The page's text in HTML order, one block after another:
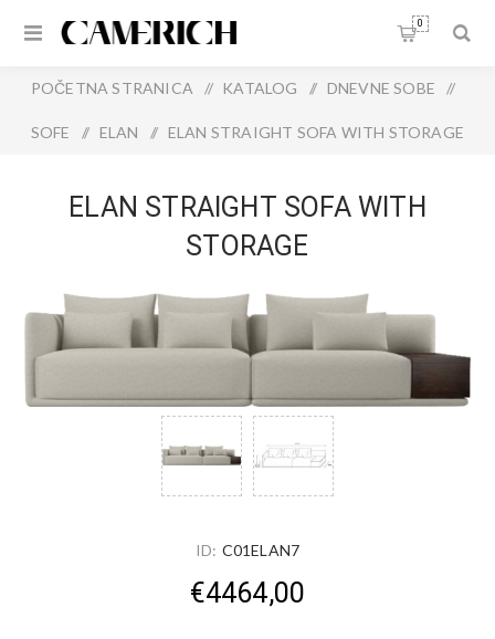
0
POČETNA STRANICA / KATALOG / DNEVNE SOBE /
SOFE / ELAN / ELAN STRAIGHT SOFA WITH STORAGE
ELAN STRAIGHT SOFA WITH
STORAGE
ID: C01ELAN7
€4464,00